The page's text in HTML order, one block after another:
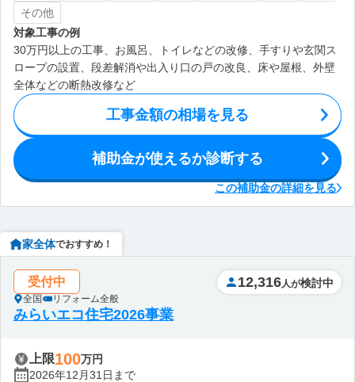
その他
対象工事の例
30万円以上の工事、お風呂、トイレなどの改修、手すりや玄関ス
ロープの設置、段差解消や出入り口の戸の改良、床や屋根、外壁
全体などの断熱改修など
工事金額の相場を見る
補助金が使えるか診断する
この補助金の詳細を見る
家全体でおすすめ！
受付中
全国 リフォーム全般
12,316 人が検討中
みらいエコ住宅2026事業
上限100万円
2026年12月31日まで